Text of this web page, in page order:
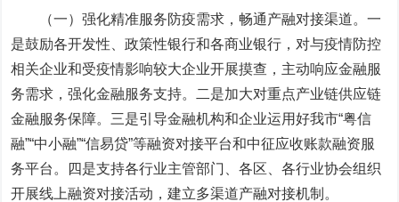
（一）强化精准服务防疫需求，畅通产融对接渠道。一
是鼓励各开发性、政策性银行和各商业银行，对与疫情防控
相关企业和受疫情影响较大企业开展摸查，主动响应金融服
务需求，强化金融服务支持。二是加大对重点产业链供应链
金融服务保障。三是引导金融机构和企业运用好我市“粤信
融”“中小融”“信易贷”等融资对接平台和中征应收账款融资服
务平台。四是支持各行业主管部门、各区、各行业协会组织
开展线上融资对接活动，建立多渠道产融对接机制。